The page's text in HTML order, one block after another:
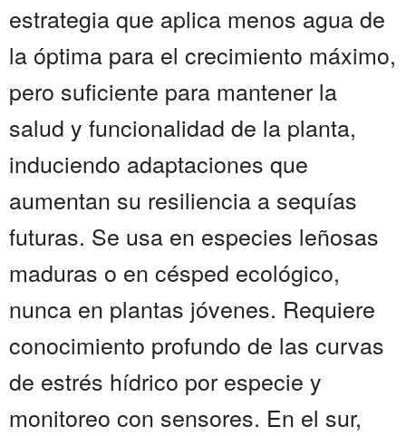
estrategia que aplica menos agua de
la óptima para el crecimiento máximo,
pero suficiente para mantener la
salud y funcionalidad de la planta,
induciendo adaptaciones que
aumentan su resiliencia a sequías
futuras. Se usa en especies leñosas
maduras o en césped ecológico,
nunca en plantas jóvenes. Requiere
conocimiento profundo de las curvas
de estrés hídrico por especie y
monitoreo con sensores. En el sur,